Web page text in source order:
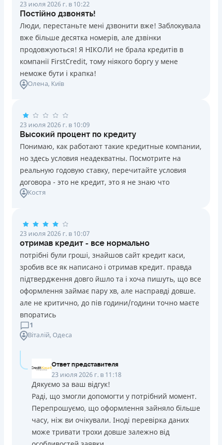
23 июля 2026 г. в 10:22
Постійно дзвонять!
Люди, перестаньте мені дзвонити вже! Заблокувала
вже більше десятка номерів, але дзвінки
продовжуються! Я НІКОЛИ не брала кредитів в
компанії FirstCredit, тому ніякого боргу у мене
неможе бути і крапка!
Олена, Київ
23 июля 2026 г. в 10:09
Высокий процент по кредиту
Понимаю, как работают такие кредитные компании,
но здесь условия неадекватны. Посмотрите на
реальную годовую ставку, перечитайте условия
договора - это не кредит, это я не знаю что
Костя
23 июля 2026 г. в 10:07
отримав кредит - все нормально
потрібні були гроші, знайшов сайт кредит каси,
зробив все як написано і отримав кредит. правда
підтвердження довго йшло та і хоча пишуть, що все
оформлення займає пару хв, але насправді довше.
але не критично, до пів години/години точно маєте
впоратись
1
Віталій, Одеса
Ответ представителя
23 июля 2026 г. в 11:18
Дякуємо за ваш відгук!
Раді, що змогли допомогти у потрібний момент.
Перепрошуємо, що оформлення зайняло більше
часу, ніж ви очікували. Іноді перевірка даних
може тривати трохи довше залежно від